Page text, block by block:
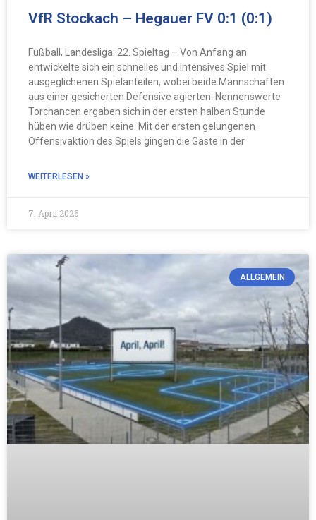
VfR Stockach – Hegauer FV 0:1 (0:1)
Fußball, Landesliga: 22. Spieltag – Von Anfang an
entwickelte sich ein schnelles und intensives Spiel mit
ausgeglichenen Spielanteilen, wobei beide Mannschaften
aus einer gesicherten Defensive agierten. Nennenswerte
Torchancen ergaben sich in der ersten halben Stunde
hüben wie drüben keine. Mit der ersten gelungenen
Offensivaktion des Spiels gingen die Gäste in der
WEITERLESEN »
7. April 2026
ALLGEMEIN